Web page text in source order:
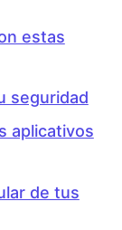
estas
seguridad
aplicativos
de tus